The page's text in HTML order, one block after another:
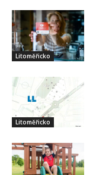
Litoměřicko
Litoměřicko